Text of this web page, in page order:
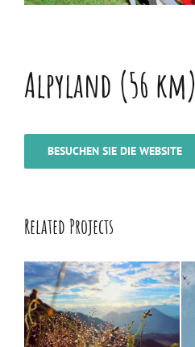
Alpyland (56 km)
BESUCHEN SIE DIE WEBSITE
Related Projects